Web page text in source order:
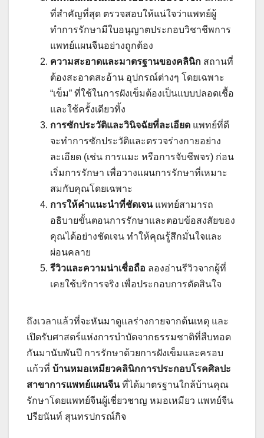
ที่สำคัญที่สุด ตรวจสอบให้แน่ใจว่าแพทย์ผู้
ทำการรักษามีใบอนุญาตประกอบวิชาชีพการ
แพทย์แผนจีนอย่างถูกต้อง
ความสะอาดและมาตรฐานของคลินิก สถานที่
ต้องสะอาดสะอ้าน อุปกรณ์ต่างๆ โดยเฉพาะ
“เข็ม” ที่ใช้ในการฝังเข็มต้องเป็นแบบปลอดเชื้อ
และใช้ครั้งเดียวทิ้ง
การซักประวัติและวินิจฉัยที่ละเอียด แพทย์ที่ดี
จะทำการซักประวัติและตรวจร่างกายอย่าง
ละเอียด (เช่น การแมะ หรือการจับชีพจร) ก่อน
เริ่มการรักษา เพื่อวางแผนการรักษาที่เหมาะ
สมกับคุณโดยเฉพาะ
การให้คำแนะนำที่ชัดเจนแพทย์สามารถ
อธิบายขั้นตอนการรักษาและตอบข้อสงสัยของ
คุณได้อย่างชัดเจน ทำให้คุณรู้สึกมั่นใจและ
ผ่อนคลาย
รีวิวและความน่าเชื่อถือ ลองอ่านรีวิวจากผู้ที่
เคยใช้บริการจริง เพื่อประกอบการตัดสินใจ
ถึงเวลาแล้วที่จะหันมาดูแลร่างกายจากต้นเหตุ และ
เปิดรับศาสตร์แห่งการบำบัดจากธรรมชาติที่สืบทอด
กันมานับพันปี การรักษาด้วยการฝังเข็มและครอบ
แก้วที่ บ้านหมอเหมียวคลินิกการประกอบโรคศิลปะ
สาขาการแพทย์แผนจีนที่ได้มาตรฐานใกล้บ้านคุณ
รักษาโดยแพทย์จีนผู้เชี่ยวชาญ หมอเหมียว แพทย์จีน
ปรียนันท์ สุนทรปกรณ์กิจ